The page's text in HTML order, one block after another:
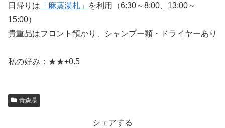
日帰りは 「麻蒸湯札」
を利用（6:30～8:00、13:00～
15:00）
貴重品はフロント預かり、シャンプー類・ドライヤーあり
私の好み：★★+0.5
青森県
シェアする